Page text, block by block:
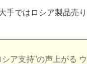
手ではロシア製品売り
シア支持”の声上がる